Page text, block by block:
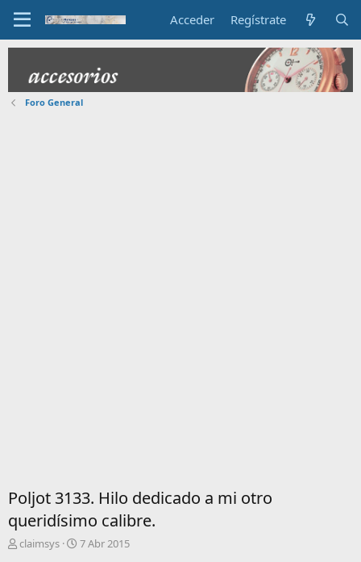
Acceder Regístrate
Foro General
Poljot 3133. Hilo dedicado a mi otro
queridísimo calibre.
Iclaimsys
F
7 Abr 2015